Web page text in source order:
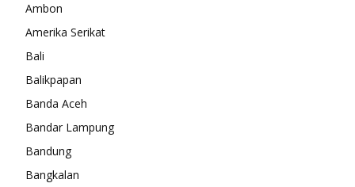
Ambon
Amerika Serikat
Bali
Balikpapan
Banda Aceh
Bandar Lampung
Bandung
Bangkalan